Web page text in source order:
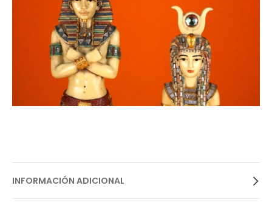
INFORMACIÓN ADICIONAL